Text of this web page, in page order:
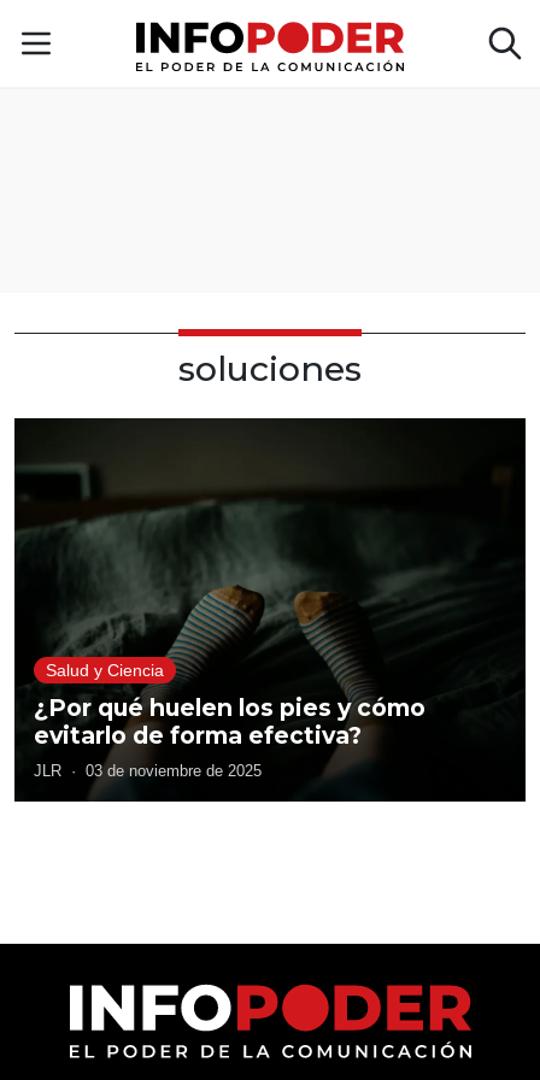
soluciones
Salud y Ciencia
¿Por qué huelen los pies y cómo
evitarlo de forma efectiva?
JLR · 03 de noviembre de 2025